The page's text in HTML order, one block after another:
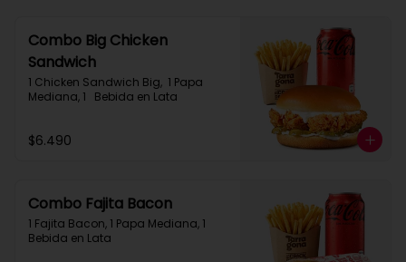
Combo Big Chicken
Sandwich
1 Chicken Sandwich Big,  1 Papa
Mediana, 1   Bebida en Lata
$6.490
Combo Fajita Bacon
1 Fajita Bacon, 1 Papa Mediana, 1
Bebida en Lata